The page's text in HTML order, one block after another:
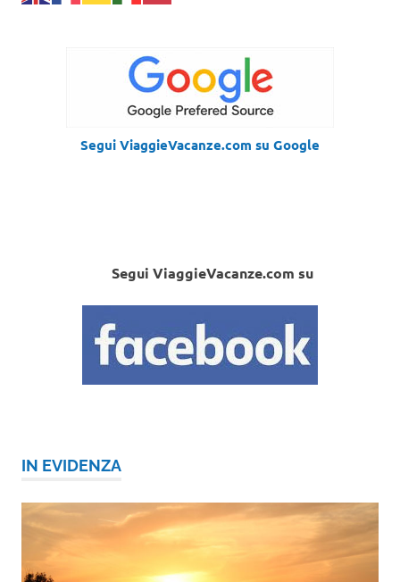
Segui ViaggieVacanze.com su Google
Segui ViaggieVacanze.com su
IN EVIDENZA